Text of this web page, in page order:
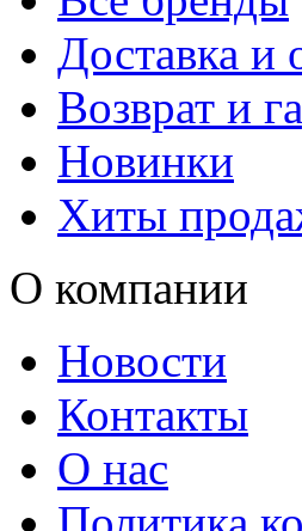
Доставка и
Возврат и
Новинки
Хиты
О компании
Новости
Контакты
О нас